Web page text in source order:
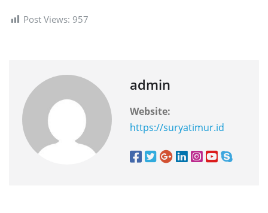
Post Views: 957
admin
Website:
https://suryatimur.id